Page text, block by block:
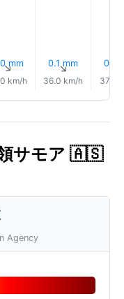
mm
↑
km/h
0.1 mm
↑
36.0 km/h
0.1
37.0
領サモア 🇦🇸
Agency